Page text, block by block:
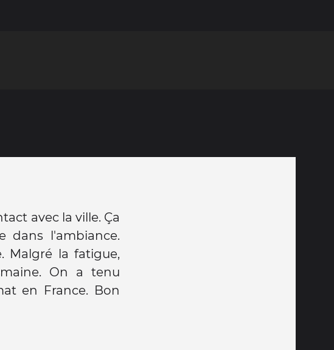
avec la ville. Ça
l'ambiance.
Malgré la fatigue,
On a tenu
en France. Bon